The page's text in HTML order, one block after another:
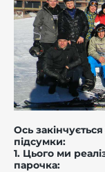
Ось
підсумки:
1. Цього ми
парочка:
поверх